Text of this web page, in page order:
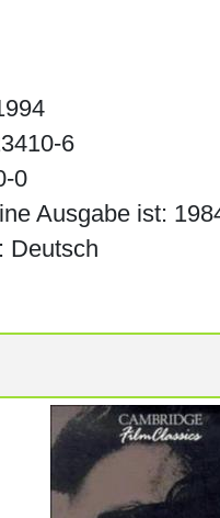
6
0
Ausgabe ist:
Deutsch